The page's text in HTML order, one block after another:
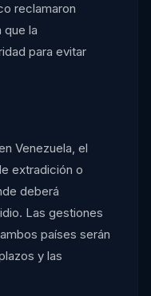
reclamaron
que la
para evitar
Venezuela, el
extradición o
deberá
Las gestiones
países serán
y las